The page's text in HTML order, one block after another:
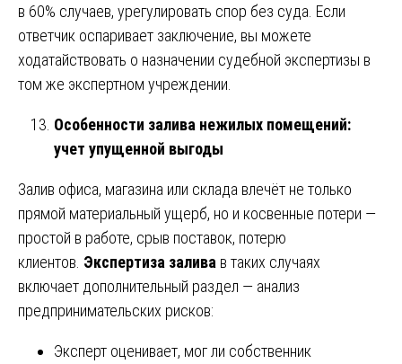
в 60% случаев, урегулировать спор без суда. Если
ответчик оспаривает заключение, вы можете
ходатайствовать о назначении судебной экспертизы в
том же экспертном учреждении.
Особенности залива нежилых помещений:
учет упущенной выгоды
Залив офиса, магазина или склада влечёт не только
прямой материальный ущерб, но и косвенные потери —
простой в работе, срыв поставок, потерю
клиентов. Экспертиза залива в таких случаях
включает дополнительный раздел — анализ
предпринимательских рисков:
Эксперт оценивает, мог ли собственник